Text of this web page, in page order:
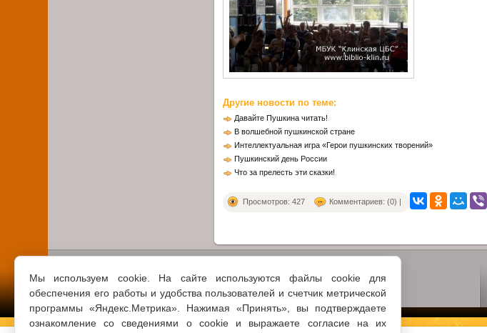
Мы используем cookie. На сайте используются файлы cookie для
обеспечения его работы и удобства пользователей и счетчик метрической
программы «Яндекс.Метрика». Нажимая «Принять», вы подтверждаете
ознакомление со сведениями о cookie и выражаете согласие на их
Другие новости по теме:
Давайте Пушкина читать!
В волшебной пушкинской стране
Интеллектуальная игра «Герои пушкинских творений»
Пушкинский день России
Что за прелесть эти сказки!
Просмотров: 427 Комментариев: (0) |